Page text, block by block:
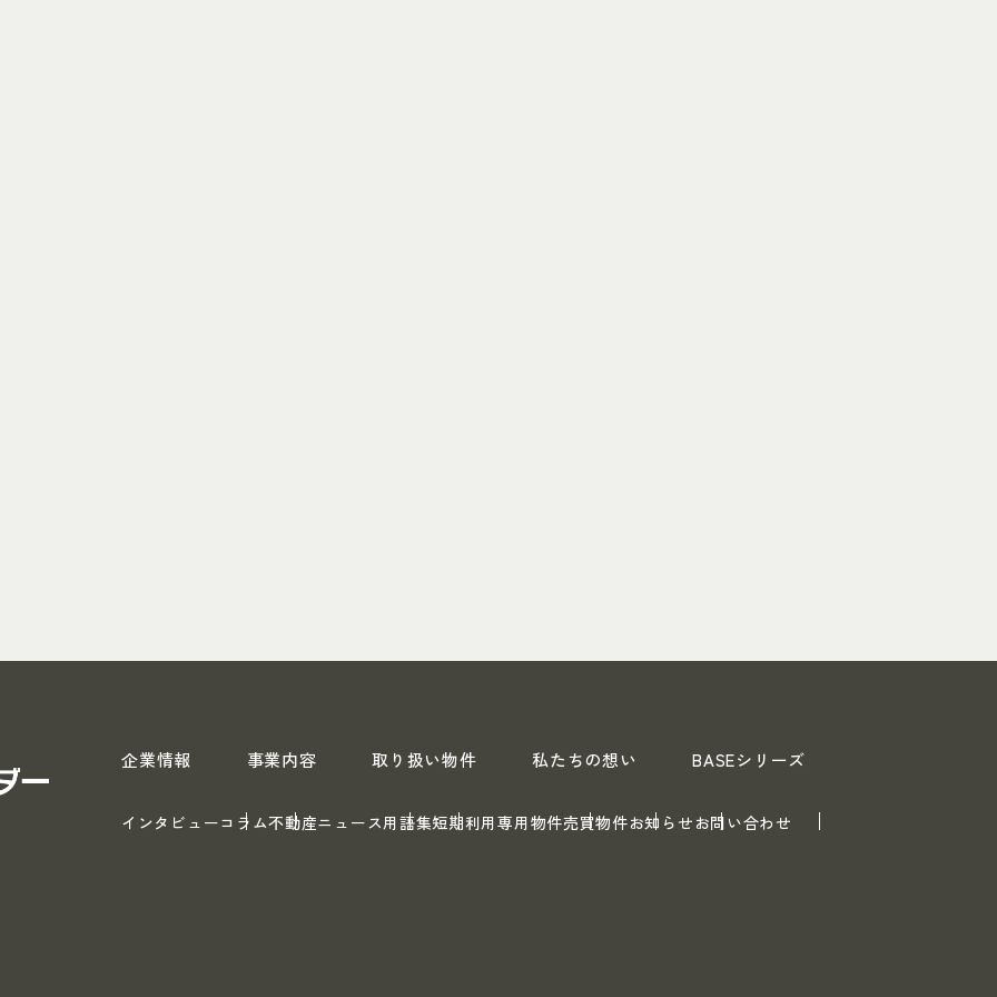
スペース・リーダー
企業情報 事業内容 取り扱い物件 私たちの想い BASEシリーズ
インタビューコラム不動産ニュース用語集短期利用専用物件売買物件お知らせ お問い合わせ